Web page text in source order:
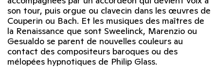
son tour, puis orgue ou clavecin dans les œuvres de
Couperin ou Bach. Et les musiques des maîtres de
la Renaissance que sont Sweelinck, Marenzio ou
Gesualdo se parent de nouvelles couleurs au
contact des compositeurs baroques ou des
mélopées hypnotiques de Philip Glass.